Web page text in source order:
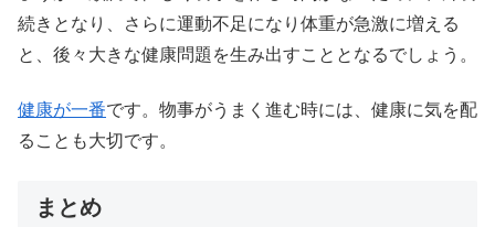
続きとなり、さらに運動不足になり体重が急激に増える
と、後々大きな健康問題を生み出すこととなるでしょう。
健康が一番です。物事がうまく進む時には、健康に気を配
ることも大切です。
まとめ